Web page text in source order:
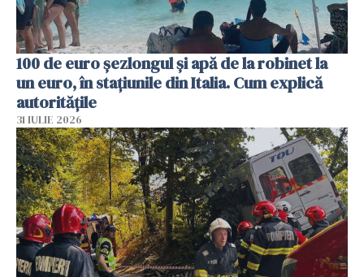
100 de euro șezlongul și apă de la robinet la
un euro, în stațiunile din Italia. Cum explică
autoritățile
31 IULIE 2026